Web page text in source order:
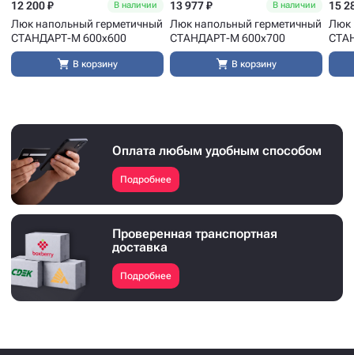
12 200 ₽ В наличии
Люк напольный герметичный
СТАНДАРТ-М 600x600
В корзину
13 977 ₽ В наличии
Люк напольный герметичный
СТАНДАРТ-М 600x700
В корзину
15
Люк
Оплата любым удобным способом
Подробнее
Проверенная транспортная
доставка
Подробнее